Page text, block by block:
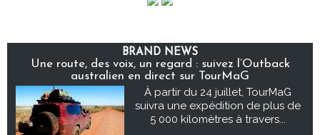
BRAND NEWS
Une route, des voix, un regard : suivez l’Outback
australien en direct sur TourMaG
À partir du 24 juillet, TourMaG
suivra une expédition de plus de
5 000 kilomètres à travers...